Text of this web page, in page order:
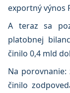
exportný výnos
A teraz sa
platobnej
činilo 0,4 mld
Na
činilo